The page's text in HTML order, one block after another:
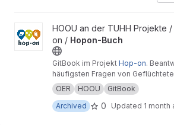
View Hopon-Buch project
HOOU an der TUHH Projekte
on / Hopon-Buch
GitBook im Projekt Hop-on.
häufigsten Fragen von
beruflichen Bildung in Deutschland.
OER HOOU
GitBook
Archived
0 Updated 1 month